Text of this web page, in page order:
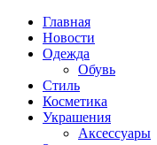
Главная
Новости
Одежда
Обувь
Стиль
Косметика
Украшения
Аксессуары